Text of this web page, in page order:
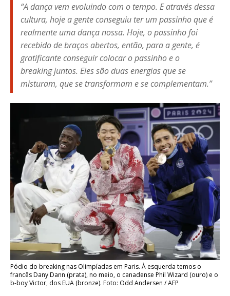
“A dança vem evoluindo com o tempo. E através dessa
cultura, hoje a gente conseguiu ter um passinho que é
realmente uma dança nossa. Hoje, o passinho foi
recebido de braços abertos, então, para a gente, é
gratificante conseguir colocar o passinho e o
breakingjuntos. Eles são duas energias que se
misturam, que se transformam e se complementam.”
Pódio do breaking nas Olimpíadas em Paris. À esquerda temos o
francês Dany Dann (prata), no meio, o canadense Phil Wizard (ouro) e o
b-boy Victor, dos EUA (bronze). Foto: Odd Andersen / AFP